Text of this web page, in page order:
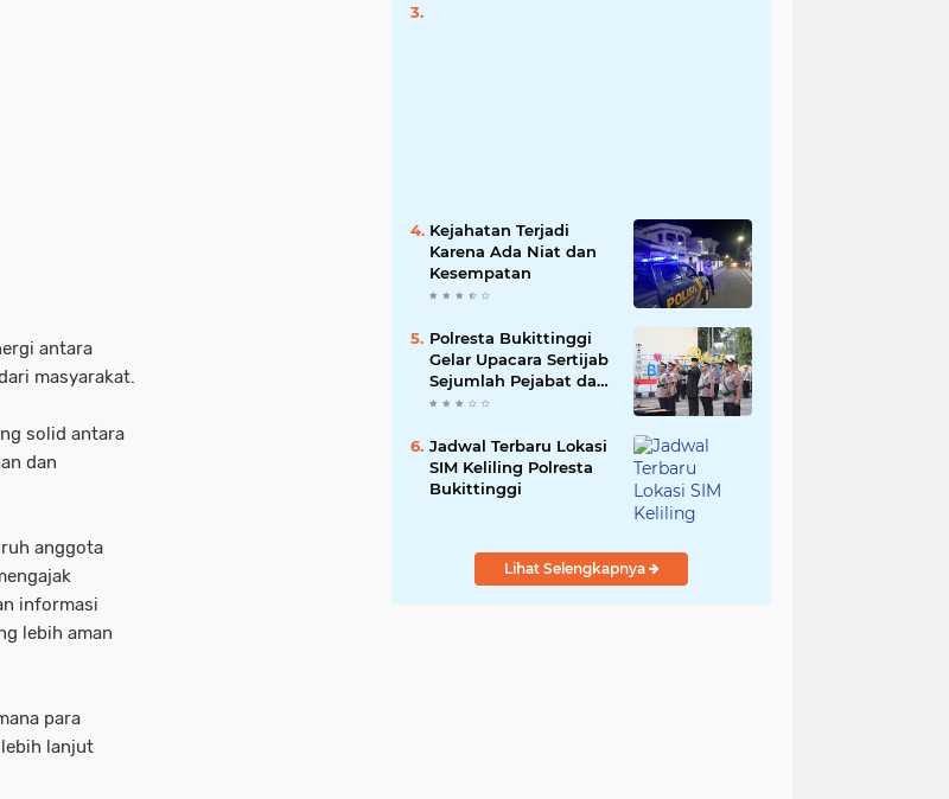
antara
masyarakat.
solid antara
dan
anggota
informasi
lebih aman
para
lanjut
Kejahatan Terjadi
Karena Ada Niat dan
Kesempatan
Polresta Bukittinggi
Gelar Upacara Sertijab
Sejumlah Pejabat dan
laporan Kenaikan
Jadwal Terbaru Lokasi
SIM Keliling Polresta
Bukittinggi
Lihat Selengkapnya